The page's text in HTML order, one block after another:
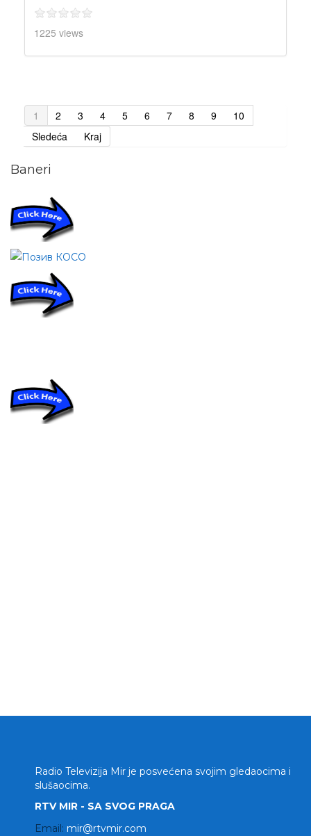
1225 views
1 2 3 4 5 6 7 8 9
10
Sledeća
Kraj
Baneri
Radio Televizija Mir je posvećena svojim gledaocima i
slušaocima.
RTV MIR - SA SVOG PRAGA
Email: mir@rtvmir.com